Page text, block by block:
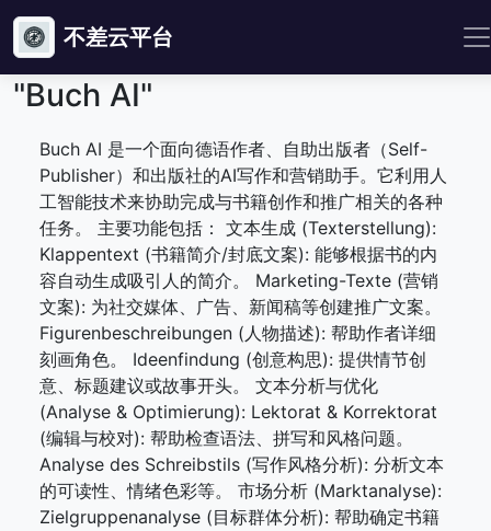
不差云平台
"Buch AI"
Buch AI 是一个面向德语作者、自助出版者（Self-
Publisher）和出版社的AI写作和营销助手。它利用人
工智能技术来协助完成与书籍创作和推广相关的各种
任务。 主要功能包括： 文本生成 (Texterstellung):
Klappentext (书籍简介/封底文案): 能够根据书的内
容自动生成吸引人的简介。 Marketing-Texte (营销
文案): 为社交媒体、广告、新闻稿等创建推广文案。
Figurenbeschreibungen (人物描述): 帮助作者详细
刻画角色。 Ideenfindung (创意构思): 提供情节创
意、标题建议或故事开头。 文本分析与优化
(Analyse & Optimierung): Lektorat & Korrektorat
(编辑与校对): 帮助检查语法、拼写和风格问题。
Analyse des Schreibstils (写作风格分析): 分析文本
的可读性、情绪色彩等。 市场分析 (Marktanalyse):
Zielgruppenanalyse (目标群体分析): 帮助确定书籍